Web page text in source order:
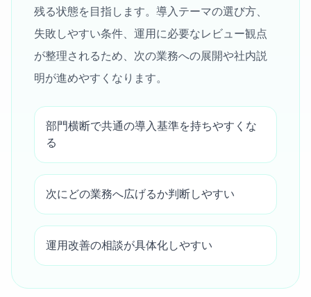
残る状態を目指します。導入テーマの選び方、
失敗しやすい条件、運用に必要なレビュー観点
が整理されるため、次の業務への展開や社内説
明が進めやすくなります。
部門横断で共通の導入基準を持ちやすくな
る
次にどの業務へ広げるか判断しやすい
運用改善の相談が具体化しやすい